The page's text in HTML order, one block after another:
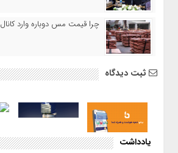
چرا قیمت مس دوباره وارد کانال ۱۴ هزار دلار شد
ثبت دیدگاه
یادداشت